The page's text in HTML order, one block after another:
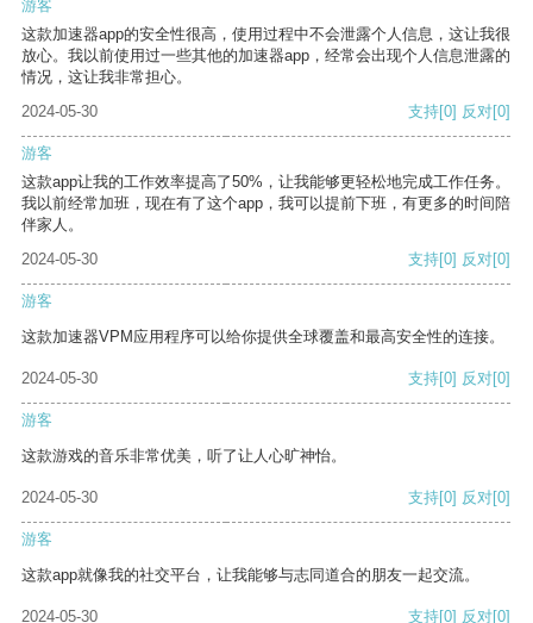
游客
这款加速器app的安全性很高，使用过程中不会泄露个人信息，这让我很
放心。我以前使用过一些其他的加速器app，经常会出现个人信息泄露的
情况，这让我非常担心。
2024-05-30
支持[0] 反对[0]
游客
这款app让我的工作效率提高了50%，让我能够更轻松地完成工作任务。
我以前经常加班，现在有了这个app，我可以提前下班，有更多的时间陪
伴家人。
2024-05-30
支持[0] 反对[0]
游客
这款加速器VPM应用程序可以给你提供全球覆盖和最高安全性的连接。
2024-05-30 支持[0] 反对[0]
游客
这款游戏的音乐非常优美，听了让人心旷神怡。
2024-05-30 支持[0] 反对[0]
游客
这款app就像我的社交平台，让我能够与志同道合的朋友一起交流。
2024-05-30 支持[0] 反对[0]